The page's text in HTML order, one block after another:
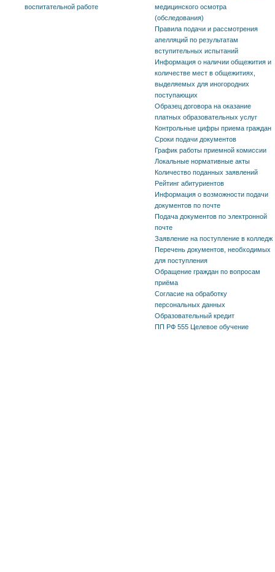
воспитательной работе
медицинского осмотра
(обследования)
Правила подачи и рассмотрения
апелляций по результатам
вступительных испытаний
Информация о наличии общежития и
количестве мест в общежитиях,
выделяемых для иногородних
поступающих
Образец договора на оказание
платных образовательных услуг
Контрольные цифры приема граждан
Сроки подачи документов
График работы приемной комиссии
Локальные нормативные акты
Количество поданных заявлений
Рейтинг абитуриентов
Информация о возможности подачи
документов по почте
Подача документов по электронной
почте
Заявление на поступление в колледж
Перечень документов, необходимых
для поступления
Обращение граждан по вопросам
приёма
Согласие на обработку
персональных данных
Образовательный кредит
ПП РФ 555 Целевое обучение